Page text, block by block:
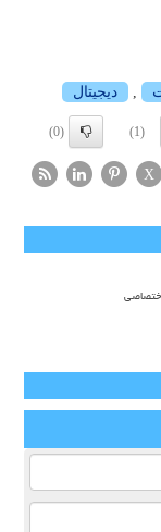
دیجیتال
(1)
(0)
X